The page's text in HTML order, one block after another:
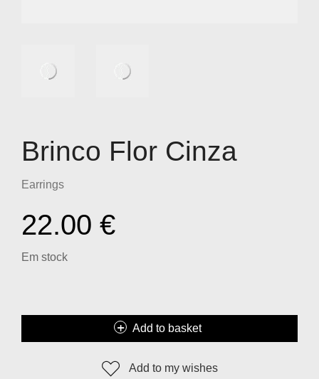
Brinco Flor Cinza
Earrings
22.00 €
Em stock
Add to basket
Add to my wishes